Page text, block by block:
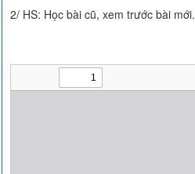
2/ HS: Học bài cũ, xem trước bài mới.